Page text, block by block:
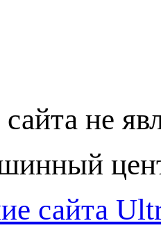
не
сайта